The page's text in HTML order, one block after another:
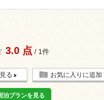
3.0 点 / 1件
る お気に入りに追加
泊プランを見る